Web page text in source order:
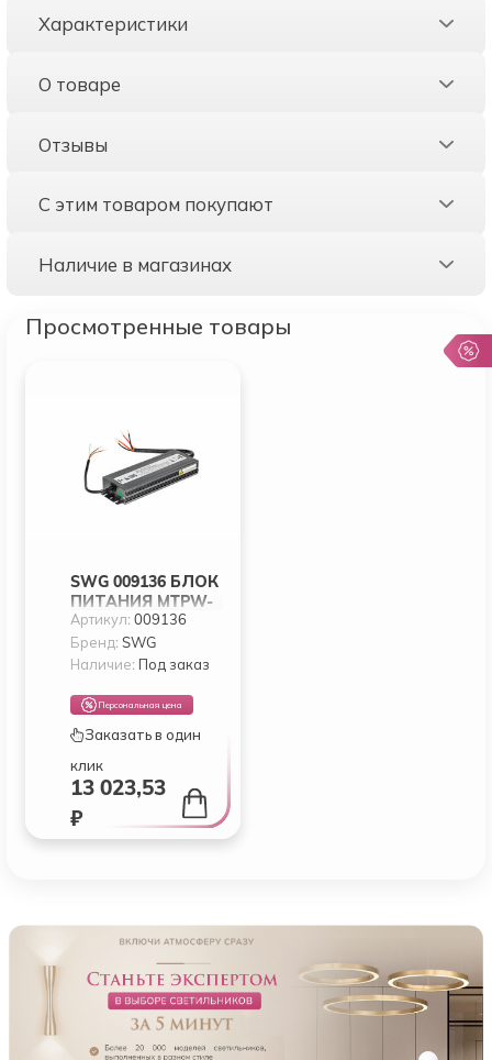
Характеристики
О товаре
Отзывы
С этим товаром покупают
Наличие в магазинах
Просмотренные товары
SWG 009136 БЛОК
ПИТАНИЯ MTPW-
350-24
Артикул:009136
Бренд:SWG
Наличие: Под заказ
Персональная цена
Заказать в один
клик
13 023,53
₽